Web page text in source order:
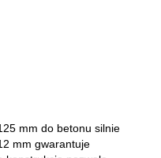
mm do betonu silnie
mm gwarantuje